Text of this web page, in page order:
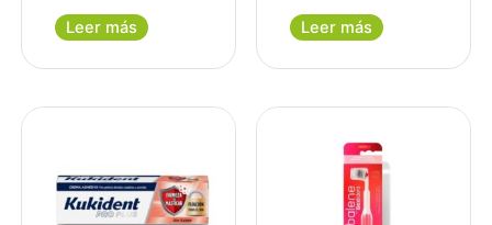
Leer más Leer más